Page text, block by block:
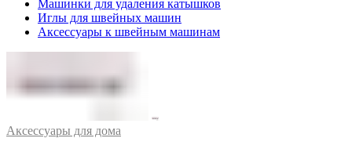
Машинки для удаления катышков
Иглы для швейных машин
Аксессуары к швейным машинам
Аксессуары для дома